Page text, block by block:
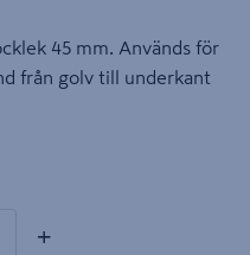
45 mm. Används för
från golv till underkant
+